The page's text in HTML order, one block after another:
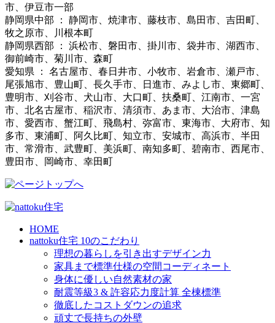
市、伊豆市一部
静岡県中部 ： 静岡市、焼津市、藤枝市、島田市、吉田町、
牧之原市、川根本町
静岡県西部 ： 浜松市、磐田市、掛川市、袋井市、湖西市、
御前崎市、菊川市、森町
愛知県 ： 名古屋市、春日井市、小牧市、岩倉市、瀬戸市、
尾張旭市、豊山町、長久手市、日進市、みよし市、東郷町、
豊明市、刈谷市、犬山市、大口町、扶桑町、江南市、一宮
市、北名古屋市、稲沢市、清須市、あま市、大治市、津島
市、愛西市、蟹江町、飛島村、弥富市、東海市、大府市、知
多市、東浦町、阿久比町、知立市、安城市、高浜市、半田
市、常滑市、武豊町、美浜町、南知多町、碧南市、西尾市、
豊田市、岡崎市、幸田町
HOME
nattoku住宅 10のこだわり
理想の暮らしを引き出すデザイン力
家具まで標準仕様の空間コーディネート
身体に優しい自然素材の家
耐震等級3 & 許容応力度計算 全棟標準
徹底したコストダウンの追求
頑丈で長持ちの外壁